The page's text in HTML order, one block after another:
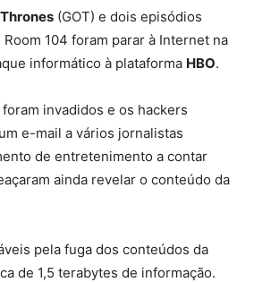
(GOT) e dois episódios
104 foram parar à Internet na
informático à plataforma HBO.
foram invadidos e os hackers
e-mail a vários jornalistas
de entretenimento a contar
ainda revelar o conteúdo da
pela fuga dos conteúdos da
de 1,5 terabytes de informação.